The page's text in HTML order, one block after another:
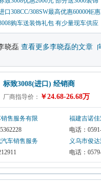
口308CC/308SW最高优惠60000钜惠
购车送装饰礼包 有少量现车供应
晓磊 查看更多李晓磊的文章
标致3008(进口) 经销商
厂商指导价： ￥24.68-26.68万
售服务有限
福建吉诺
电话：
车销售服务
义乌市俊
电话：